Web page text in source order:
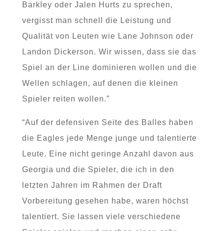
Barkley oder Jalen Hurts zu sprechen,
vergisst man schnell die Leistung und
Qualität von Leuten wie Lane Johnson oder
Landon Dickerson. Wir wissen, dass sie das
Spiel an der Line dominieren wollen und die
Wellen schlagen, auf denen die kleinen
Spieler reiten wollen.”
“Auf der defensiven Seite des Balles haben
die Eagles jede Menge junge und talentierte
Leute. Eine nicht geringe Anzahl davon aus
Georgia und die Spieler, die ich in den
letzten Jahren im Rahmen der Draft
Vorbereitung gesehen habe, waren höchst
talentiert. Sie lassen viele verschiedene